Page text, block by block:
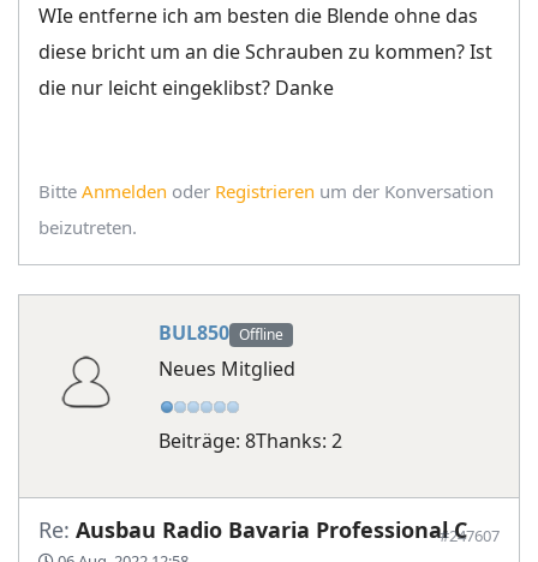
WIe entferne ich am besten die Blende ohne das
diese bricht um an die Schrauben zu kommen? Ist
die nur leicht eingeklibst? Danke
Bitte Anmelden oder Registrieren um der Konversation
beizutreten.
BUL850 Offline
Neues Mitglied
Beiträge: 8Thanks: 2
Re: Ausbau Radio Bavaria Professional C#247607